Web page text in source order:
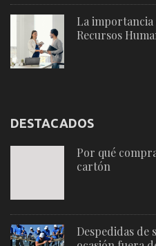
La importancia
Recursos
DESTACADOS
Por qué
cartón
Despedidas de